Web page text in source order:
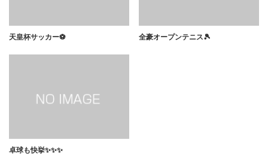
天皇杯サッカー⚽️ 全豪オープンテニス🎾
卓球も快挙✨✨✨